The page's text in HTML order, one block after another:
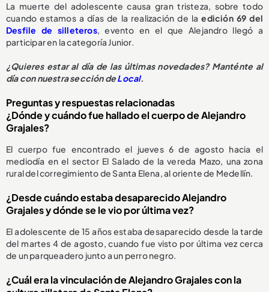
La muerte del adolescente causa gran tristeza, sobre todo
cuando estamos a días de la realización de laedición 69 del
Desfile de silleteros, evento en el que Alejandro llegó a
participar en la categoría Junior.
¿Quieres estar al día de las últimas novedades? Manténte al
día con nuestra sección deLocal.
Preguntas y respuestas relacionadas
¿Dónde y cuándo fue hallado el cuerpo de Alejandro
Grajales?
El cuerpo fue encontrado el jueves 6 de agosto hacia el
mediodía en el sector El Salado de la vereda Mazo, una zona
rural del corregimiento de Santa Elena, al oriente de Medellín.
¿Desde cuándo estaba desaparecido Alejandro
Grajales y dónde se le vio por última vez?
El adolescente de 15 años estaba desaparecido desde la tarde
del martes 4 de agosto, cuando fue visto por última vez cerca
de un parqueadero junto a un perro negro.
¿Cuál era la vinculación de Alejandro Grajales con la